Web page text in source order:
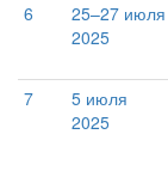
6
25–27 июля
2025
7
5 июля
2025